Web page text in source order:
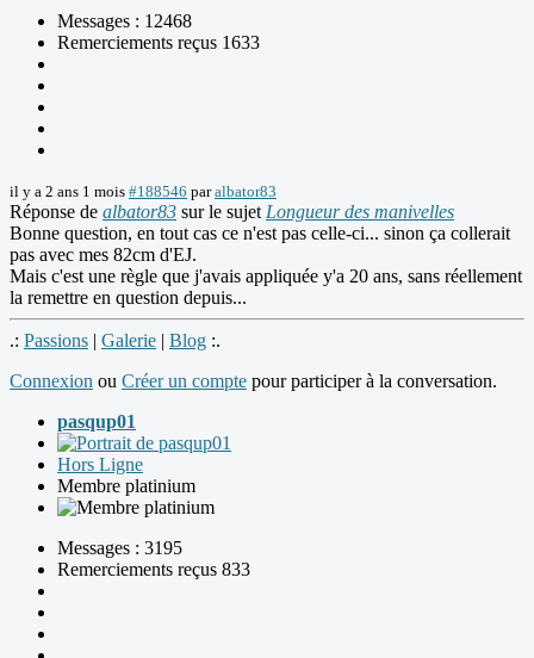
Messages : 12468
Remerciements reçus 1633
il y a 2 ans 1 mois #188546 paralbator83
Réponse de albator83 sur le sujet Longueur des manivelles
Bonne question, en tout cas ce n'est pas celle-ci... sinon ça collerait
pas avec mes 82cm d'EJ.
Mais c'est une règle que j'avais appliquée y'a 20 ans, sans réellement
la remettre en question depuis...
.: Passions | Galerie | Blog :.
Connexion ou Créer un compte pour participer à la conversation.
pasqup01
Hors Ligne
Membre platinium
Messages : 3195
Remerciements reçus 833